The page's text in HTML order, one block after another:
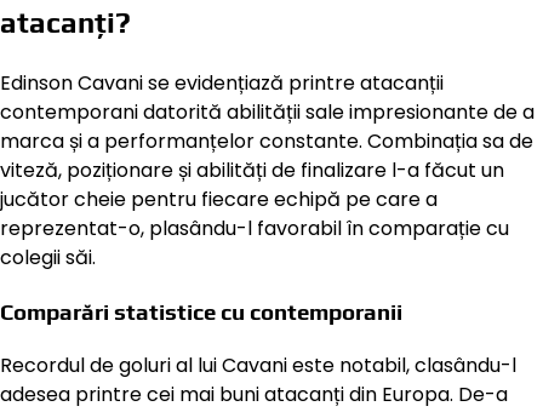
atacanți?
Edinson Cavani se evidențiază printre atacanții
contemporani datorită abilității sale impresionante de a
marca și a performanțelor constante. Combinația sa de
viteză, poziționare și abilități de finalizare l-a făcut un
jucător cheie pentru fiecare echipă pe care a
reprezentat-o, plasându-l favorabil în comparație cu
colegii săi.
Comparări statistice cu contemporanii
Recordul de goluri al lui Cavani este notabil, clasându-l
adesea printre cei mai buni atacanți din Europa. De-a